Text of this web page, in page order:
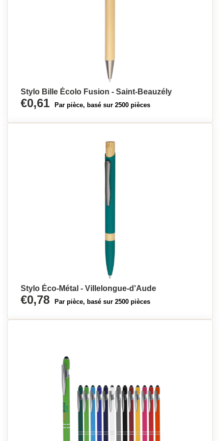
Stylo Bille Écolo Fusion - Saint-Beauzély
€0,61 Par pièce, basé sur 2500 pièces
Stylo Éco-Métal - Villelongue-d'Aude
€0,78 Par pièce, basé sur 2500 pièces